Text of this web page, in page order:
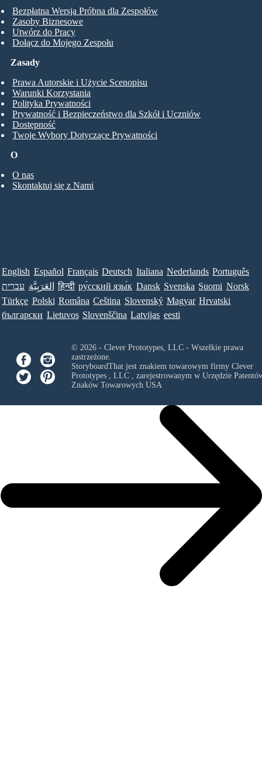
Bezpłatna Wersja Próbna dla Zespołów
Zasoby Biznesowe
Utwórz do Pracy
Dołącz do Mojego Zespołu
O
O nas
Skontaktuj się z Nami
Zasady
Prawa Autorskie i Użycie Scenopisu
Warunki Korzystania
Polityka Prywatności
Prywatność i Bezpieczeństwo dla Szkół i Uczniów
Dostępność
Twoje Wybory Dotyczące Prywatności
English Español Français Deutsch Italiana Nederlands Português
עברית العَرَبِيَّة हिन्दी ру́сский язы́к Dansk Svenska Suomi Norsk
Türkçe Polski Româna Ceština Slovenský Magyar Hrvatski
български Lietuvos Slovenščina Latvijas eesti
© 2026 - Clever Prototypes, LLC - Wszelkie prawa
zastrzeżone.
StoryboardThat jest znakiem towarowym firmy Clever
Prototypes , LLC, zarejestrowanym w Urzędzie
Znaków Towarowych USA